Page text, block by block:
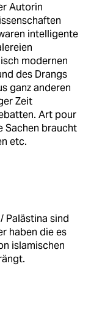
Autorin
intelligente
modernen
des Drangs
ganz anderen
Zeit
Art pour
Sachen braucht
etc.
Palästina sind
haben die es
islamischen